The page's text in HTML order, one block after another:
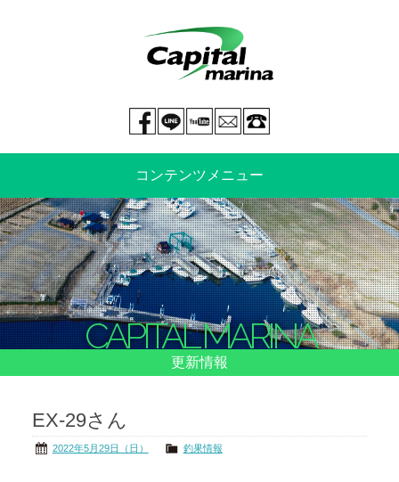
mail
You tube
LINE@
Facebook page
コンテンツメニュー
中古艇情報 新艇情報
船のご売却 整備・特殊艤装
船舶保険 マリーナ情報・料金表
茨城の海
CAPITAL MARINA
更新情報
EX-29さん
2022年5月29日（日） 釣果情報